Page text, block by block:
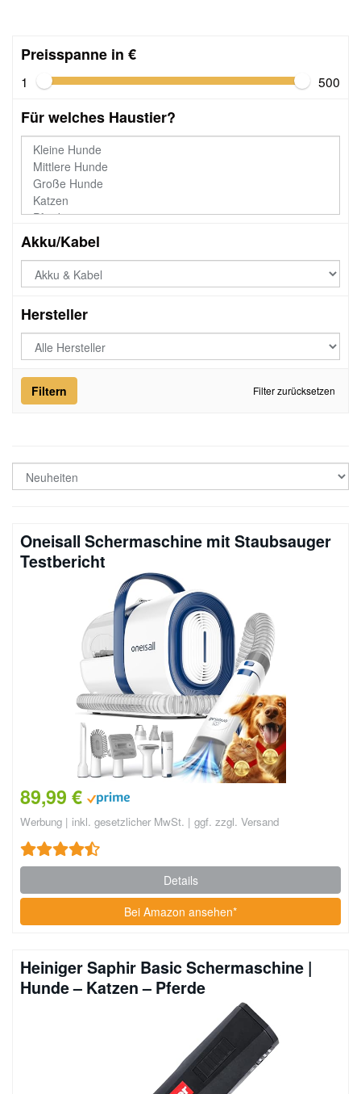
Preisspanne in €
1 500
Für welches Haustier?
Akku/Kabel
Hersteller
Filter zurücksetzen
Filtern
Oneisall Schermaschine mit Staubsauger
Testbericht
89,99 €
Werbung | inkl. gesetzlicher MwSt. | ggf. zzgl. Versand
Details
Bei Amazon ansehen*
Heiniger Saphir Basic Schermaschine |
Hunde – Katzen – Pferde